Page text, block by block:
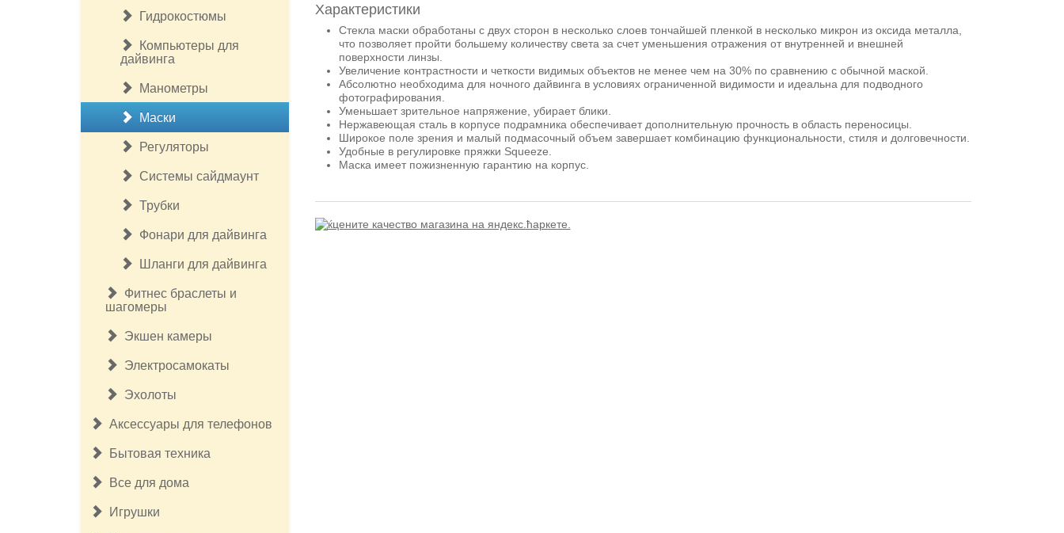
Гидрокостюмы
Компьютеры для
дайвинга
Манометры
Маски
Регуляторы
Системы сайдмаунт
Трубки
Фонари для дайвинга
Шланги для дайвинга
Фитнес браслеты и
шагомеры
Экшен камеры
Электросамокаты
Эхолоты
Аксессуары для телефонов
Бытовая техника
Все для дома
Игрушки
Характеристики
Стекла маски обработаны с двух сторон в несколько слоев тончайшей пленкой в несколько микрон из оксида металла,
что позволяет пройти большему количеству света за счет уменьшения отражения от внутренней и внешней
поверхности линзы.
Увеличение контрастности и четкости видимых объектов не менее чем на 30% по сравнению с обычной маской.
Абсолютно необходима для ночного дайвинга в условиях ограниченной видимости и идеальна для подводного
фотографирования.
Уменьшает зрительное напряжение, убирает блики.
Нержавеющая сталь в корпусе подрамника обеспечивает дополнительную прочность в область переносицы.
Широкое поле зрения и малый подмасочный объем завершает комбинацию функциональности, стиля и долговечности.
Удобные в регулировке пряжки Squeeze.
Маска имеет пожизненную гарантию на корпус.